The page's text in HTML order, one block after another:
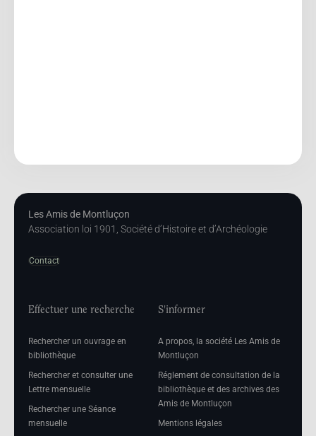
Les Amis de Montluçon
Association loi 1901, Société d’Histoire et d’Archéologie
Contact
Effectuer une recherche
Rechercher un ouvrage en
bibliothèque
Rechercher et consulter une
Lettre mensuelle
Rechercher une Séance
mensuelle
S'informer
A propos, la société Les Amis de
Montluçon
Réglement de consultation de la
bibliothèque et des archives des
Amis de Montluçon
Mentions légales